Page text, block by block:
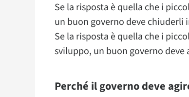
Se la risposta è quella che i
un buon governo deve
Se la risposta è quella che i
sviluppo, un buon governo
Perché il governo deve